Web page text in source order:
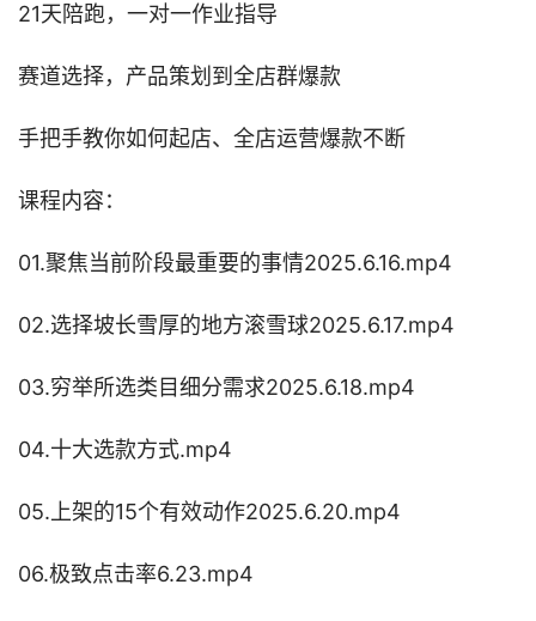
21天陪跑，一对一作业指导
赛道选择，产品策划到全店群爆款
手把手教你如何起店、全店运营爆款不断
课程内容：
01.聚焦当前阶段最重要的事情2025.6.16.mp4
02.选择坡长雪厚的地方滚雪球2025.6.17.mp4
03.穷举所选类目细分需求2025.6.18.mp4
04.十大选款方式.mp4
05.上架的15个有效动作2025.6.20.mp4
06.极致点击率6.23.mp4